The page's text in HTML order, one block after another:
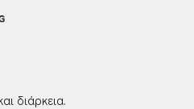
διάρκεια.